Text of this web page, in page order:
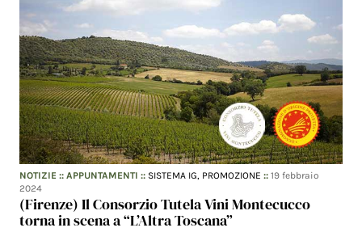
NOTIZIE ::APPUNTAMENTI :: SISTEMA IG, PROMOZIONE ::19 febbraio
2024
(Firenze) Il Consorzio Tutela Vini Montecucco
torna in scena a “L’Altra Toscana”